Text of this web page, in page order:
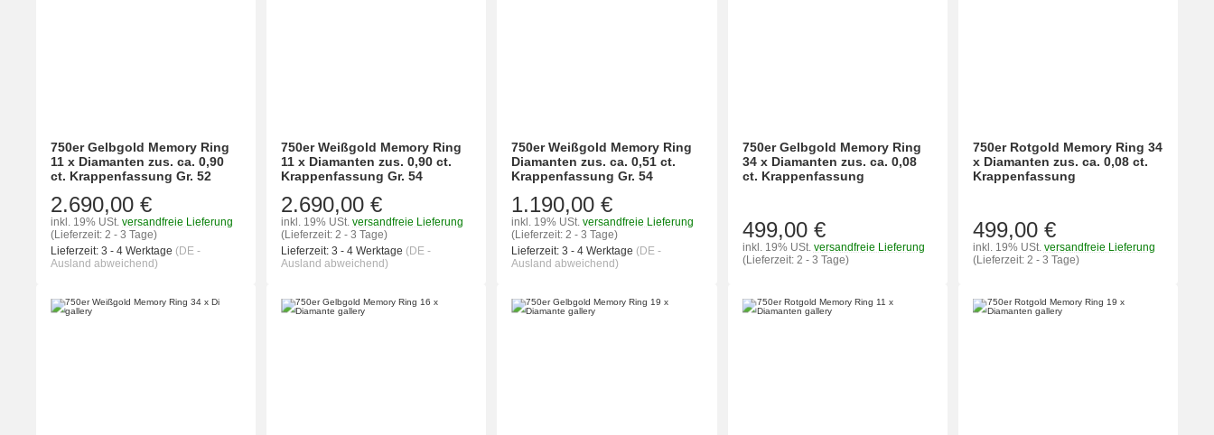
750er Gelbgold Memory Ring
11 x Diamanten zus. ca. 0,90
ct. Krappenfassung Gr. 52
2.690,00 €
inkl. 19% USt. versandfreie Lieferung
(Lieferzeit: 2 - 3 Tage)
Lieferzeit: 3 - 4 Werktage (DE -
Ausland abweichend)
750er Weißgold Memory Ring
11 x Diamanten zus. 0,90 ct.
Krappenfassung Gr. 54
2.690,00 €
inkl. 19% USt. versandfreie Lieferung
(Lieferzeit: 2 - 3 Tage)
Lieferzeit: 3 - 4 Werktage (DE -
Ausland abweichend)
750er Weißgold Memory Ring
Diamanten zus. ca. 0,51 ct.
Krappenfassung Gr. 54
1.190,00 €
inkl. 19% USt. versandfreie Lieferung
(Lieferzeit: 2 - 3 Tage)
Lieferzeit: 3 - 4 Werktage (DE -
Ausland abweichend)
750er Gelbgold Memory Ring
34 x Diamanten zus. ca. 0,08
ct. Krappenfassung
499,00 €
inkl. 19% USt. versandfreie Lieferung
(Lieferzeit: 2 - 3 Tage)
750er Rotgold Memory Ring 34
x Diamanten zus. ca. 0,08 ct.
Krappenfassung
499,00 €
inkl. 19% USt. versandfreie Lieferung
(Lieferzeit: 2 - 3 Tage)